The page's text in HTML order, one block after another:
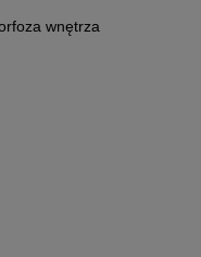
wnętrza